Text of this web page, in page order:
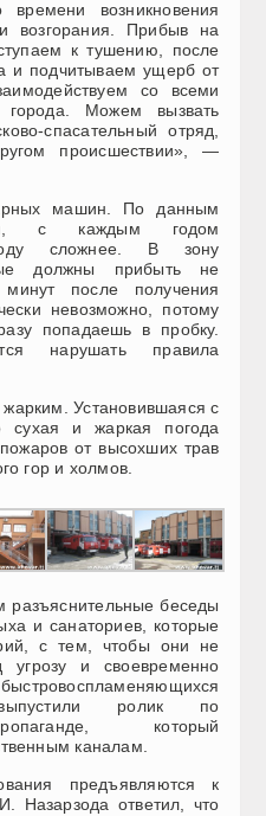
возникновения
возгорания. Прибыв на
к тушению, после
и подчитываем ущерб от
со всеми
города. Можем вызвать
спасательный отряд,
происшествии», —
машин. По данным
с каждым годом
сложнее. В зону
должны прибыть не
после получения
невозможно, потому
попадаешь в пробку.
нарушать правила
Установившаяся с
сухая и жаркая погода
от высохших трав
гор и холмов.
беседы
и санаториев, которые
с тем, чтобы они не
и своевременно
ролик по
который
каналам.
предъявляются к
Назарзода ответил, что